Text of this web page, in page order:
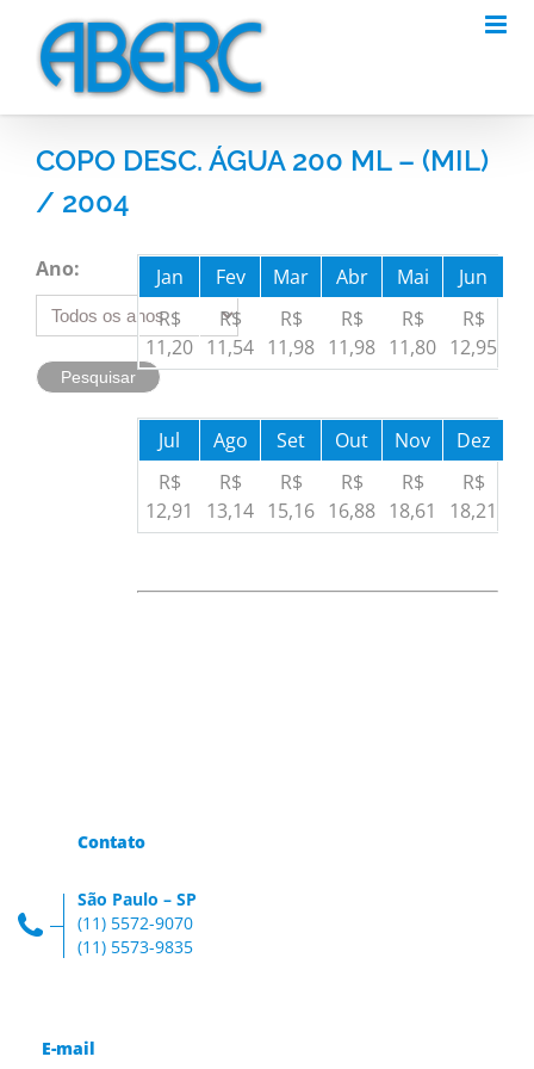
content
COPO DESC. ÁGUA 200 ML – (MIL)
/ 2004
Ano: Jan Fev Mar Abr Mai
Jun
R$
11,20
R$
11,54
R$
11,98
R$
11,98
R$
11,80
R$
12,95
Jul Ago Set Out Nov
Dez
R$
12,91
R$
13,14
R$
15,16
R$
16,88
R$
18,61
R$
18,21
Contato
São Paulo – SP
(11) 5572-9070
(11) 5573-9835
E-mail